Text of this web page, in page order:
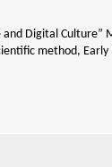
Digital
method,